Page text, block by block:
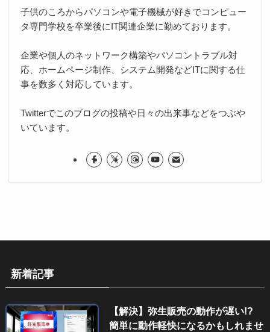
子供のころからパソコンや電子機械が好きでコンピュー
タ専門学校を卒業後にIT関連企業に勤めております。
企業や個人のネットワーク構築やパソコントラブル対
応、ホームページ制作、システム開発などITに関する仕
事を数多く対応しています。
Twitterでこのブログの投稿や日々の出来事などをつぶや
いています。
新着記事
【解決】弥生販売の動作が遅い!?
簡単に動作軽快になるかもしれませ